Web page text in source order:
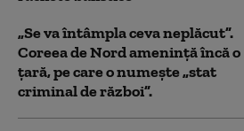
„Se va întâmpla ceva neplăcut”.
Coreea de Nord amenință încă o
țară, pe care o numește „stat
criminal de război”.